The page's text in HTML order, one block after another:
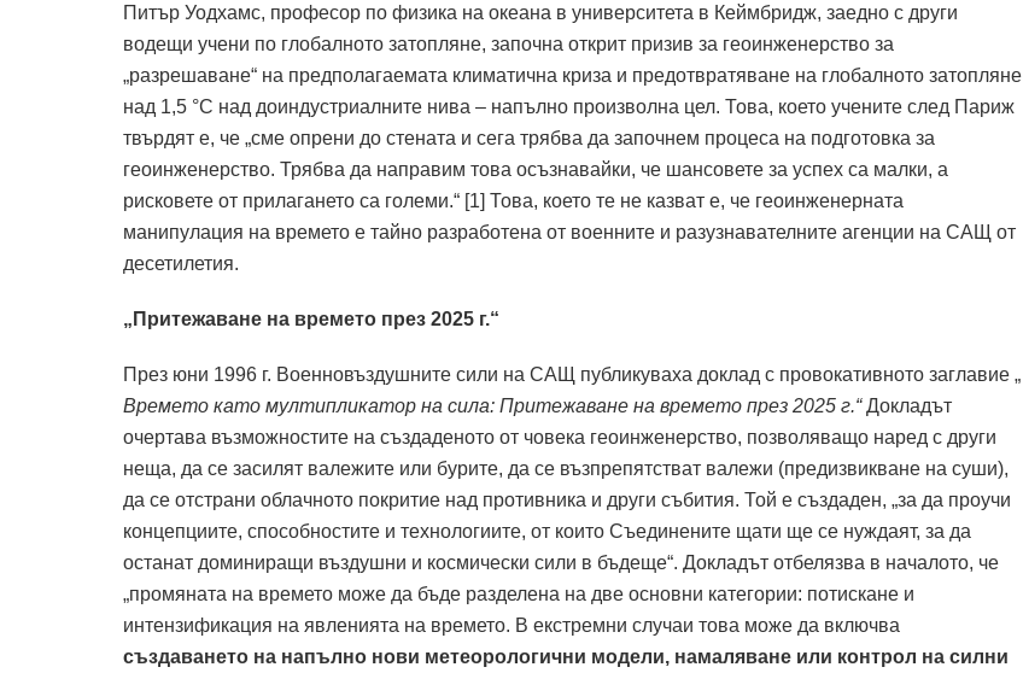
Питър Уодхамс, професор по физика на океана в университета в Кеймбридж, заедно с други
водещи учени по глобалното затопляне, започна открит призив за геоинженерство за
„разрешаване“ на предполагаемата климатична криза и предотвратяване на глобалното затопляне
над 1,5 °C над доиндустриалните нива – напълно произволна цел. Това, което учените след Париж
твърдят е, че „сме опрени до стената и сега трябва да започнем процеса на подготовка за
геоинженерство. Трябва да направим това осъзнавайки, че шансовете за успех са малки, а
рисковете от прилагането са големи.“ [1] Това, което те не казват е, че геоинженерната
манипулация на времето е тайно разработена от военните и разузнавателните агенции на САЩ от
десетилетия.
„Притежаване на времето през 2025 г.“
През юни 1996 г. Военновъздушните сили на САЩ публикуваха доклад с провокативното заглавие „
Времето като мултипликатор на сила: Притежаване на времето през 2025 г.“Докладът
очертава възможностите на създаденото от човека геоинженерство, позволяващо наред с други
неща, да се засилят валежите или бурите, да се възпрепятстват валежи (предизвикване на суши),
да се отстрани облачното покритие над противника и други събития. Той е създаден, „за да проучи
концепциите, способностите и технологиите, от които Съединените щати ще се нуждаят, за да
останат доминиращи въздушни и космически сили в бъдеще“. Докладът отбелязва в началото, че
„промяната на времето може да бъде разделена на две основни категории: потискане и
интензификация на явленията на времето. В екстремни случаи това може да включва
създаването на напълно нови метеорологични модели, намаляване или контрол на силни